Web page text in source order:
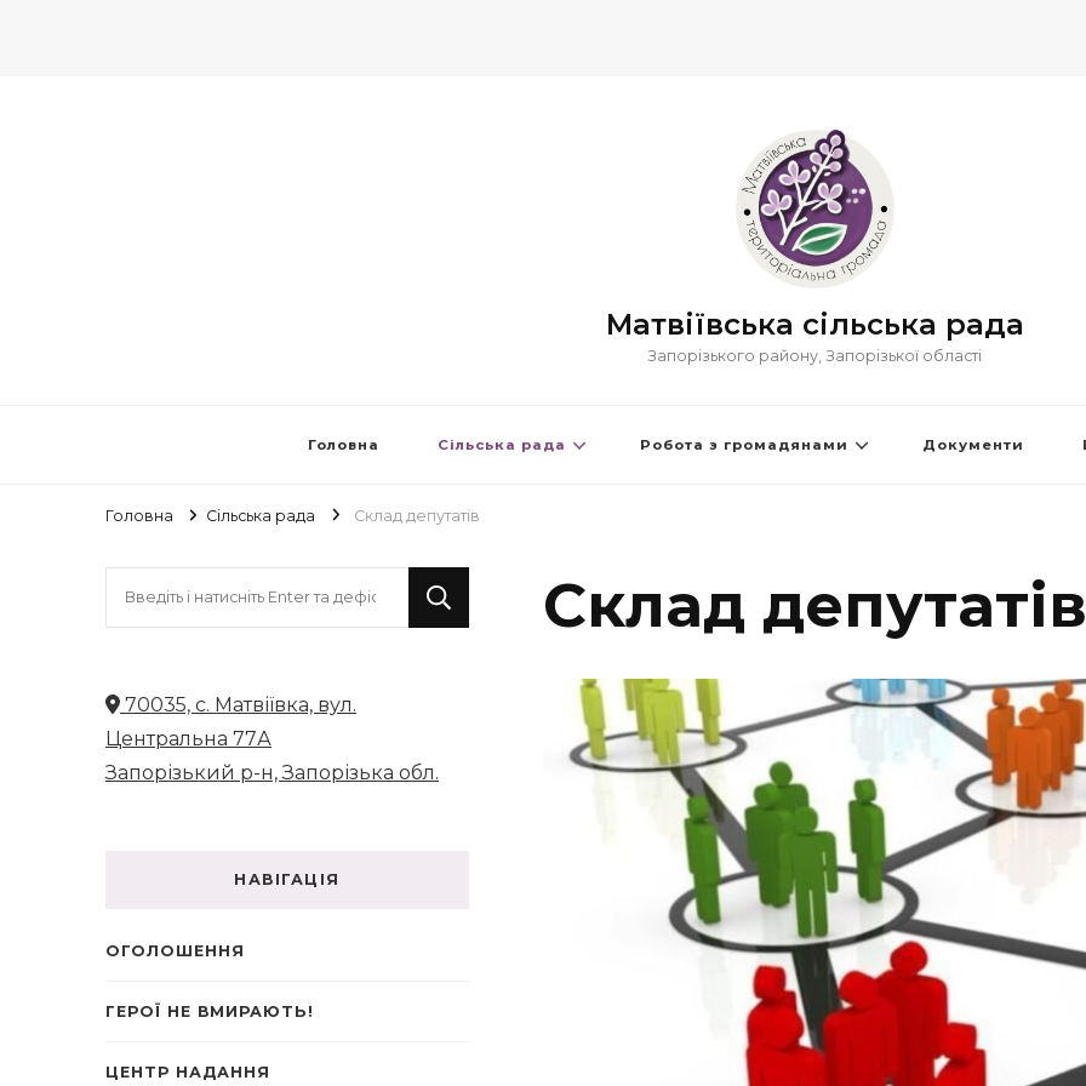
Матвіївська сільська рада
Запорізького району, Запорізької області
Головна Сільська рада Робота з громадянами Документи
Головна Сільська рада Склад депутатів
Склад депутатів
70035, с. Матвіївка, вул.
Центральна 77А
Запорізький р-н, Запорізька обл.
НАВІГАЦІЯ
ОГОЛОШЕННЯ
ГЕРОЇ НЕ ВМИРАЮТЬ!
ЦЕНТР НАДАННЯ